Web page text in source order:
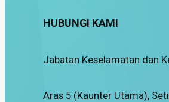
HUBUNGI KAMI
Jabatan Keselamatan dan
Aras 5 (Kaunter Utama),